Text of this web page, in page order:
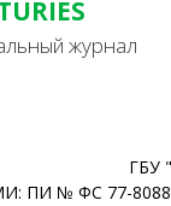
журнал
ГБУ
ПИ № ФС 77-